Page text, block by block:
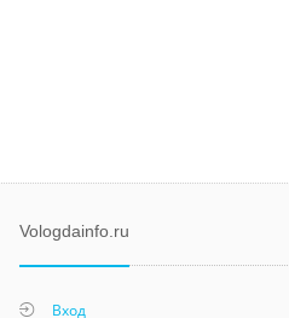
Vologdainfo.ru
Вход